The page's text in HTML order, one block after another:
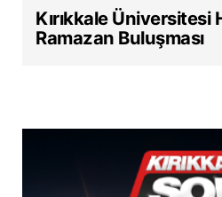
Kırıkkale Üniversitesi
Ramazan Buluşması